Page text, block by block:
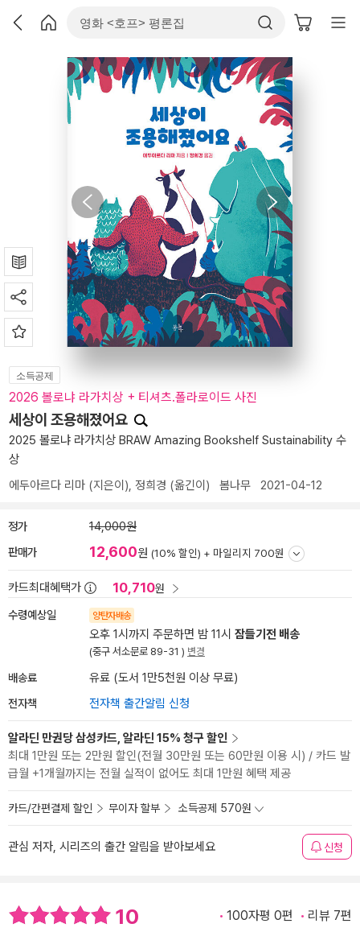
소득공제
2026 볼로냐 라가치상 + 티셔츠.폴라로이드 사진
세상이 조용해졌어요
2025 볼로냐 라가치상 BRAW Amazing Bookshelf Sustainability 수
상
에두아르다 리마 (지은이), 정희경 (옮긴이) 봄나무 2021-04-12
정가 14,000원
판매가 12,600원 (10% 할인) + 마일리지 700원
카드최대혜택가 10,710원
수령예상일 양탄자배송
오후 1시까지 주문하면 밤 11시 잠들기전 배송
(중구 서소문로 89-31 ) 변경
배송료 유료 (도서 1만5천원 이상 무료)
전자책 전자책 출간알림 신청
알라딘 만권당 삼성카드, 알라딘 15% 청구 할인
최대 1만원 또는 2만원 할인(전월 30만원 또는 60만원 이용 시) / 카드 발
급월 +1개월까지는 전월 실적이 없어도 최대 1만원 혜택 제공
카드/간편결제 할인 무이자 할부 소득공제 570원
관심 저자, 시리즈의 출간 알림을 받아보세요 신청
10 100자평 0편 리뷰 7편